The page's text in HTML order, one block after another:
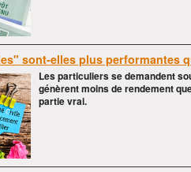
sont-elles plus performantes
Les particuliers se demandent
génèrent moins de rendement
partie vrai.